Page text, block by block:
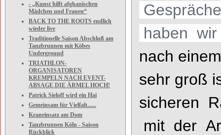
- „Kunst hilft afghanischen
Mädchen und Frauen“
BACK TO THE ROOTS endlich
wieder live
Traditionelle Saison Abschluß am
Tanzbrunnen mit Köbes
Underground
TRIATHLON-
ORGANISATOREN
KREMPELN NACH EVENT-
ABSAGE DIE ÄRMEL HOCH!
Patrick Sieloff wird ein Hai
Gemeinsam für Vielfalt......
Kraneinsatz am Dom
Tanzbrunnen Köln - Saison
Rückblick
haben
nach
sehr groß
sicheren
mit der